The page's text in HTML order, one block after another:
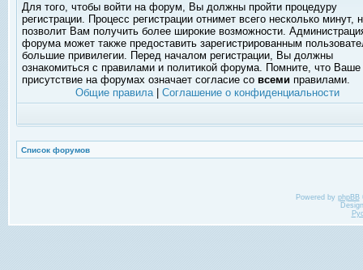
Для того, чтобы войти на форум, Вы должны пройти процедуру
регистрации. Процесс регистрации отнимет всего несколько минут,
позволит Вам получить более широкие возможности.
форума может также предоставить зарегистрированным
большие привилегии. Перед началом регистрации, Вы должны
ознакомиться с правилами и политикой форума. Помните, что Ваше
присутствие на форумах означает согласие со всеми правилами.
Общие правила| Соглашение о конфиденциальности
Список форумов
Powered by phpBB